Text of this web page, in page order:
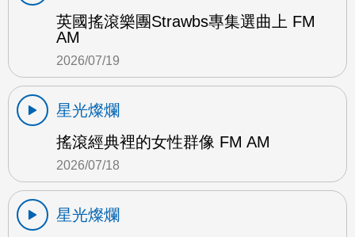
英國搖滾樂團Strawbs專集選曲上 FM
AM
2026/07/19
星光燦爛
搖滾經典裡的女性群像 FM AM
2026/07/18
星光燦爛